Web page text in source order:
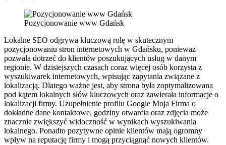
Pozycjonowanie www Gdańsk
Lokalne SEO odgrywa kluczową rolę w skutecznym
pozycjonowaniu stron internetowych w Gdańsku, ponieważ
pozwala dotrzeć do klientów poszukujących usług w danym
regionie. W dzisiejszych czasach coraz więcej osób korzysta z
wyszukiwarek internetowych, wpisując zapytania związane z
lokalizacją. Dlatego ważne jest, aby strona była zoptymalizowana
pod kątem lokalnych słów kluczowych oraz zawierała informacje o
lokalizacji firmy. Uzupełnienie profilu Google Moja Firma o
dokładne dane kontaktowe, godziny otwarcia oraz zdjęcia może
znacznie zwiększyć widoczność w wynikach wyszukiwania
lokalnego. Ponadto pozytywne opinie klientów mają ogromny
wpływ na reputację firmy i mogą przyciągnąć nowych klientów.